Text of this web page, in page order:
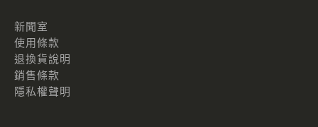
新聞室
使用條款
退換貨說明
銷售條款
隱私權聲明